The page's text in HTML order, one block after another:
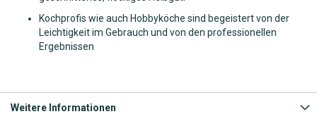
Kochprofis wie auch Hobbyköche sind begeistert von der
Leichtigkeit im Gebrauch und von den professionellen
Ergebnissen
Weitere Informationen